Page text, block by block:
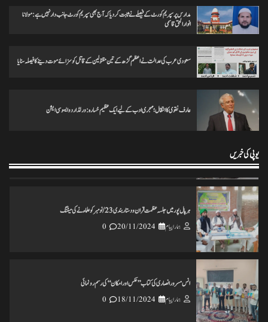
مدارس پر سپریم کورٹ کے فیصلے نے ثابت کردیا کہ آج بھی سپریم کورٹ جانب دار نہیں ہے: مولانا
انوارالحق قاسمی
سعودی عرب کی عدالت نے اعظم گڑھ کے تین مقتولین کے قاتل کو سزائے موت دینے کا فیصلہ سنایا
عارف نقوی کا انتقال؛ مہجری ادب کے لیے ایک عظیم خسارہ: ورلڈ اردو ایسوسی ایشن
یوپی کی خبریں
ختم نبوت ہر کلمہ گو کی میراث تحریک چلاکرسب کے ایمان کی حفاظت کریں
انس مسرور انصاری کی کتاب ’’عکس اورامکان ‘‘ کی رسم رونمائی